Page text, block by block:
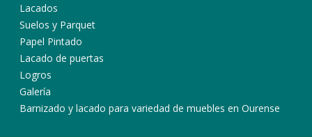
Lacados
Suelos y Parquet
Papel Pintado
Lacado de puertas
Logros
Galería
Barnizado y lacado para variedad de muebles en Ourense